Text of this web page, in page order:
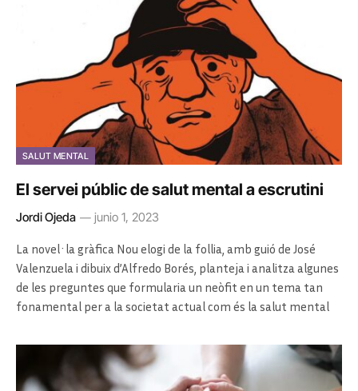
SALUT MENTAL
El servei públic de salut mental a escrutini
Jordi Ojeda junio 1, 2023
La novel·la gràfica Nou elogi de la follia, amb guió de José
Valenzuela i dibuix d’Alfredo Borés, planteja i analitza algunes
de les preguntes que formularia un neòfit en un tema tan
fonamental per a la societat actual com és la salut mental